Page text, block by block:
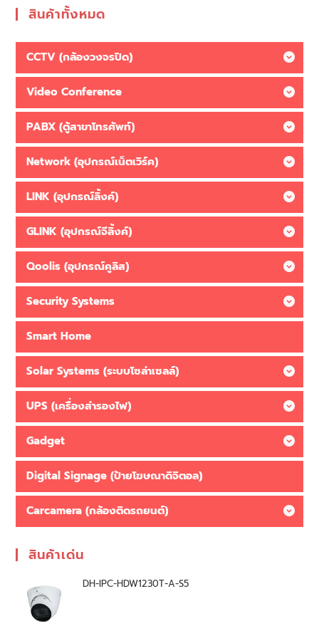
สินค้าทั้งหมด
CCTV (กล้องวงจรปิด)
Video Conference
PABX (ตู้สาขาโทรศัพท์)
Network (อุปกรณ์เน็ตเวิร์ค)
LINK (อุปกรณ์ลิ้งค์)
GLINK (อุปกรณ์จีลิ้งค์)
Qoolis (อุปกรณ์คูลิส)
Security Systems
Smart Home
Solar Systems (ระบบโซล่าเซลล์)
UPS (เครื่องสำรองไฟ)
Gadget
Digital Signage (ป้ายโฆษณาดิจิตอล)
Carcamera (กล้องติดรถยนต์)
สินค้าเด่น
DH-IPC-HDW1230T-A-S5